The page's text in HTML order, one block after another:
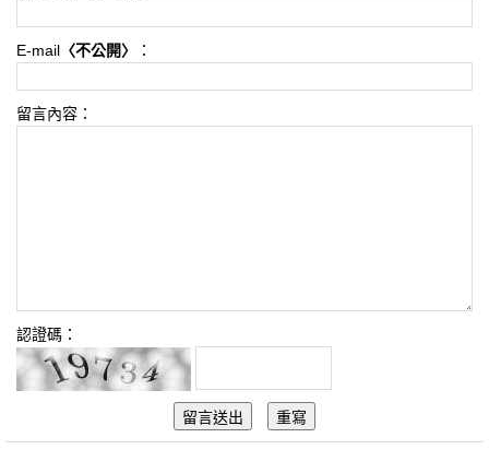
E-mail 〈不公開〉 ：
留言內容：
認證碼：